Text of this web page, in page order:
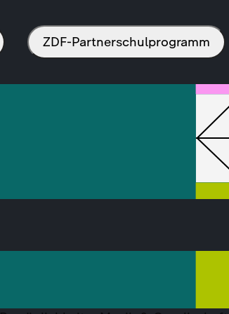
ZDF-Partnerschulprogramm